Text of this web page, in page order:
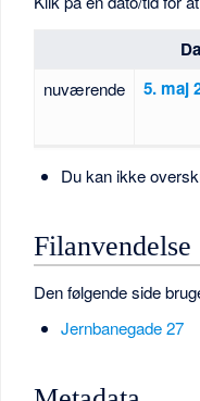
nuværende 5. maj
Du kan ikke
Filanvendelse
Den følgende side
Jernbanegade 27